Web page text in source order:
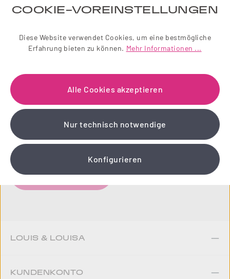
NEWSLETTER
Einfach zauberhaft! Abonnieren Sie jetzt unseren
liebevoll gestalteten Newsletter.
Wir schenken Ihnen einen 10 % Gutschein!
Jetzt anmelden
LOUIS & LOUISA
KUNDENKONTO
COOKIE-VOREINSTELLUNGEN
Diese Website verwendet Cookies, um eine bestmögliche
Erfahrung bieten zu können. Mehr Informationen ...
Alle Cookies akzeptieren
Nur technisch notwendige
Konfigurieren